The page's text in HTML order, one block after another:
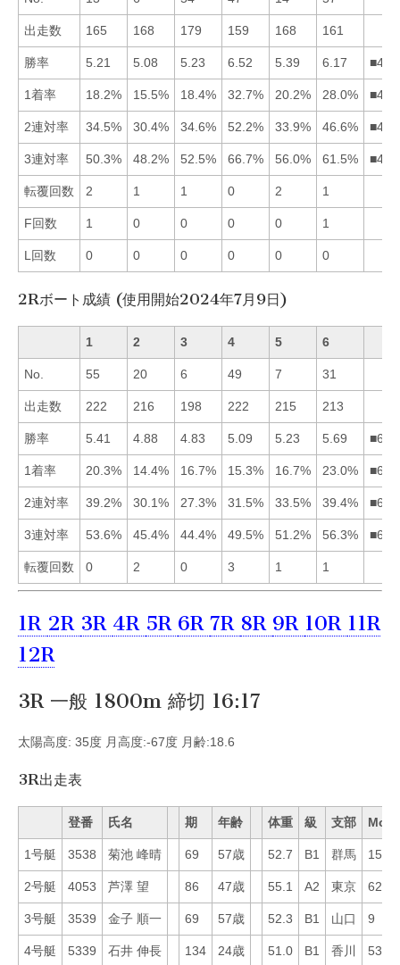
出走数 165 168 179 159 168 161
勝率 5.21 5.08 5.23 6.52 5.39 6.17
1着率 18.2% 15.5% 18.4% 32.7% 20.2% 28.0%
2連対率 34.5% 30.4% 34.6% 52.2% 33.9% 46.6%
3連対率 50.3% 48.2% 52.5% 66.7% 56.0% 61.5%
転覆回数 2 1 1 0 2 1
F回数 1 0 0 0 0 1
L回数 0 0 0 0 0 0
2Rボート成績 (使用開始2024年7月9日)
1 2 3 4 5 6
No. 55 20 6 49 7 31
出走数 222 216 198 222 215 213
勝率 5.41 4.88 4.83 5.09 5.23 5.69
1着率 20.3% 14.4% 16.7% 15.3% 16.7% 23.0%
2連対率 39.2% 30.1% 27.3% 31.5% 33.5% 39.4%
3連対率 53.6% 45.4% 44.4% 49.5% 51.2% 56.3%
転覆回数 0 2 0 3 1 1
1R 2R 3R 4R 5R 6R 7R 8R 9R 10R 11R
12R
3R 一般 1800m 締切 16:17
太陽高度: 35度 月高度:-67度 月齢:18.6
3R出走表
登番 氏名 期 年齢 体重 級 支部 Mo
1号艇 3538 菊池 峰晴 69 57歳 52.7 B1 群馬 15
2号艇 4053 芦澤 望 86 47歳 55.1 A2 東京 62
3号艇 3539 金子 順一 69 57歳 52.3 B1 山口 9
4号艇 5339 石井 伸長 134 24歳 51.0 B1 香川 53